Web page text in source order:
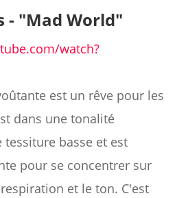
- "Mad World"
watch?
est un rêve pour les
dans une tonalité
tessiture basse et est
pour se concentrer sur
et le ton. C'est